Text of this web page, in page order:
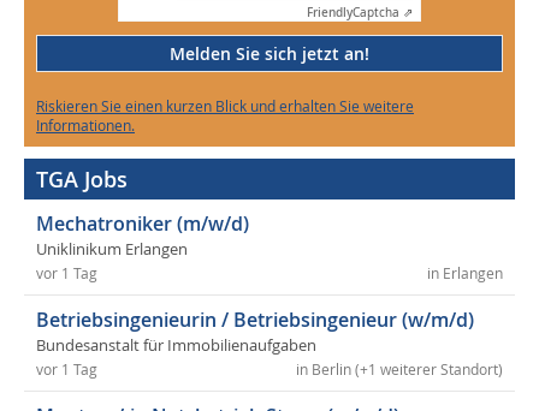
FriendlyCaptcha ⇗
Melden Sie sich jetzt an!
Riskieren Sie einen kurzen Blick und erhalten Sie weitere
Informationen.
TGA Jobs
Mechatroniker (m/w/d)
Uniklinikum Erlangen
in Erlangen
vor 1 Tag
Betriebsingenieurin / Betriebsingenieur (w/m/d)
Bundesanstalt für Immobilienaufgaben
in Berlin (+1 weiterer Standort)
vor 1 Tag